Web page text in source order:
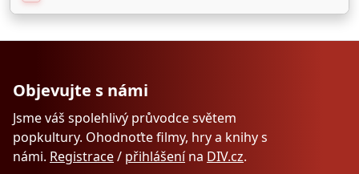
Objevujte s námi
Jsme váš spolehlivý průvodce světem
popkultury. Ohodnoťte filmy, hry a knihy s
námi. Registrace/ přihlášenína DIV.cz.